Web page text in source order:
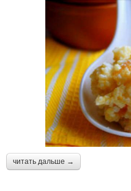
читать дальше →